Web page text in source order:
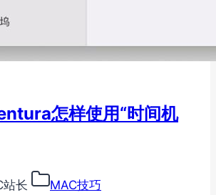
怎样使用“时间机
站长 MAC技巧